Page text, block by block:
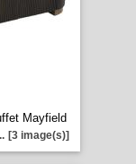
Mayfield
[3 image(s)]